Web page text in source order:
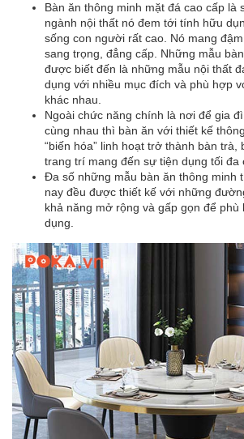
Bàn ăn thông minh mặt đá cao cấp là
ngành nội thất nó đem tới tính hữu
sống con người rất cao. Nó mang
sang trọng, đẳng cấp. Những mẫu
được biết đến là những mẫu nội thất
dụng với nhiều mục đích và phù hợp
khác nhau.
Ngoài chức năng chính là nơi để gia
cùng nhau thì bàn ăn với thiết kế
“biến hóa” linh hoạt trở thành bàn trà,
trang trí mang đến sự tiện dụng tối đa
Đa số những mẫu bàn ăn thông minh
nay đều được thiết kế với những
khả năng mở rộng và gấp gọn để
dụng.